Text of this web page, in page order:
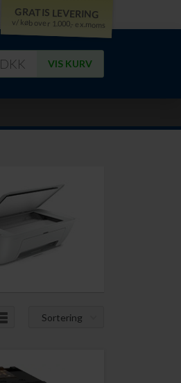
GRATIS LEVERING
v/ køb over 1.000,- ex.moms
VIS KURV
DKK
Sortering